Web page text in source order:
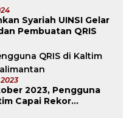
Syariah UINSI Gelar
Pembuatan QRIS
2023, Pengguna
Capai Rekor